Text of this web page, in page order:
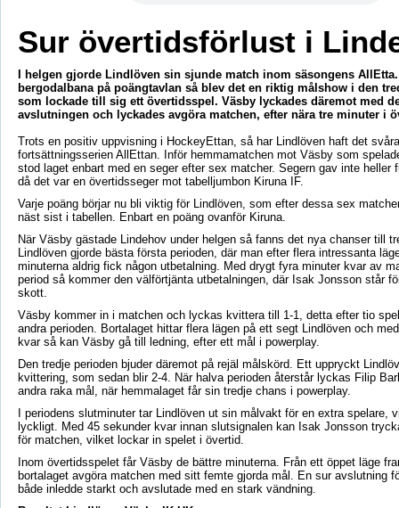
Sur övertidsförlust i
I helgen gjorde Lindlöven sin sjunde match inom säsongens
bergodalbana på poängtavlan så blev det en riktig målshow i den
som lockade till sig ett övertidsspel. Väsby lyckades däremot med
avslutningen och lyckades avgöra matchen, efter nära tre minuter i
Trots en positiv uppvisning i HockeyEttan, så har Lindlöven haft det
fortsättningsserien AllEttan. Inför hemmamatchen mot Väsby som
stod laget enbart med en seger efter sex matcher. Segern gav inte heller
då det var en övertidsseger mot tabelljumbon Kiruna IF.
Varje poäng börjar nu bli viktig för Lindlöven, som efter dessa sex
näst sist i tabellen. Enbart en poäng ovanför Kiruna.
När Väsby gästade Lindehov under helgen så fanns det nya chanser till
Lindlöven gjorde bästa första perioden, där man efter flera intressanta
minuterna aldrig fick någon utbetalning. Med drygt fyra minuter kvar av
period så kommer den välförtjänta utbetalningen, där Isak Jonsson står
skott.
Väsby kommer in i matchen och lyckas kvittera till 1-1, detta efter tio
andra perioden. Bortalaget hittar flera lägen på ett segt Lindlöven och
kvar så kan Väsby gå till ledning, efter ett mål i powerplay.
Den tredje perioden bjuder däremot på rejäl målskörd. Ett uppryckt
kvittering, som sedan blir 2-4. När halva perioden återstår lyckas Filip
andra raka mål, när hemmalaget får sin tredje chans i powerplay.
I periodens slutminuter tar Lindlöven ut sin målvakt för en extra spelare,
lyckligt. Med 45 sekunder kvar innan slutsignalen kan Isak Jonsson
för matchen, vilket lockar in spelet i övertid.
Inom övertidsspelet får Väsby de bättre minuterna. Från ett öppet läge
bortalaget avgöra matchen med sitt femte gjorda mål. En sur avslutning
både inledde starkt och avslutade med en stark vändning.